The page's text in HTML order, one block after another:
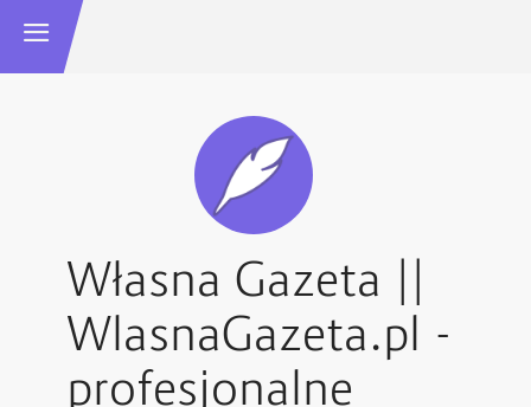
Własna Gazeta ||
WlasnaGazeta.pl -
profesjonalne